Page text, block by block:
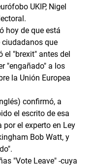
UKIP, Nigel
hoy de que está
que
el "brexit" antes del
"engañado" a los
la Unión Europea
confirmó, a
el escrito de esa
el experto en Ley
Bob Watt, y
"Vote Leave" -cuya